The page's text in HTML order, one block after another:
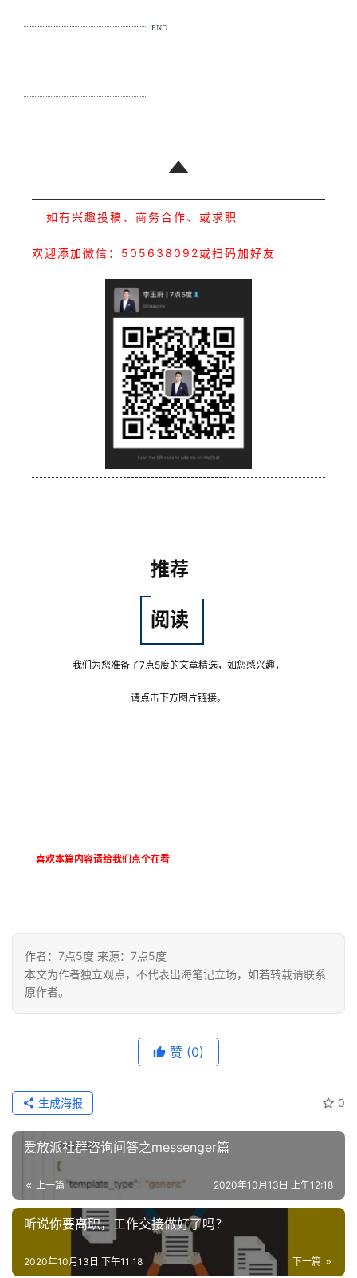
END
如有兴趣投稿、商务合作、或求职
欢迎添加微信：505638092或扫码加好友
推荐
阅读
我们为您准备了7点5度的文章精选，如您感兴趣，
请点击下方图片链接。
喜欢本篇内容请给我们点个在看
作者：7点5度 来源：7点5度
本文为作者独立观点，不代表出海笔记立场，如若转载请联系
原作者。
赞 (0)
0
生成海报
爱放派社群咨询问答之messenger篇
上一篇 2020年10月13日 上午12:18
听说你要离职，工作交接做好了吗？
下一篇
2020年10月13日 下午11:18